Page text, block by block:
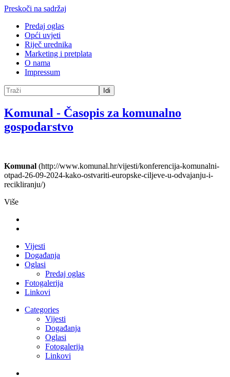
Preskoči na sadržaj
Predaj oglas
Opći uvjeti
Riječ urednika
Marketing i pretplata
O nama
Impressum
Idi
Komunal - Časopis za komunalno
gospodarstvo
Komunal (http://www.komunal.hr/vijesti/konferencija-komunalni-
otpad-26-09-2024-kako-ostvariti-europske-ciljeve-u-odvajanju-i-
recikliranju/)
Više
Vijesti
Događanja
Oglasi
Predaj oglas
Fotogalerija
Linkovi
Categories
Vijesti
Događanja
Oglasi
Fotogalerija
Linkovi